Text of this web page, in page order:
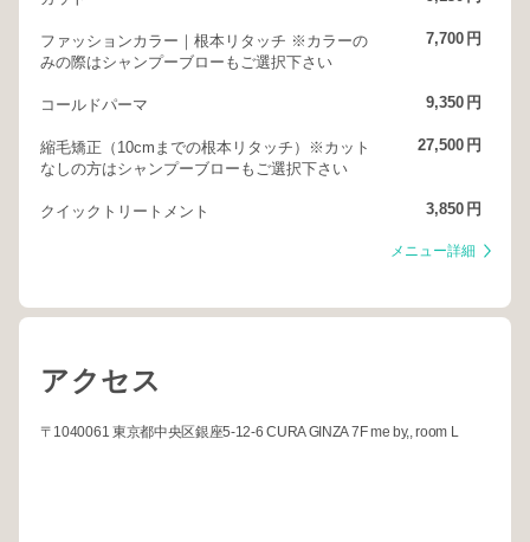
ファッションカラー｜根本リタッチ ※カラーの
みの際はシャンプーブローもご選択下さい
7,700 円
コールドパーマ 9,350 円
縮毛矯正（10cmまでの根本リタッチ）※カット
なしの方はシャンプーブローもご選択下さい
27,500 円
クイックトリートメント 3,850 円
メニュー詳細
アクセス
〒1040061 東京都中央区銀座5-12-6 CURA GINZA 7F me by,, room L